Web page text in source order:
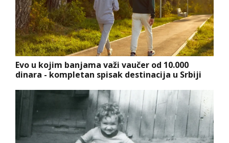
Evo u kojim banjama važi vaučer od 10.000
dinara - kompletan spisak destinacija u Srbiji